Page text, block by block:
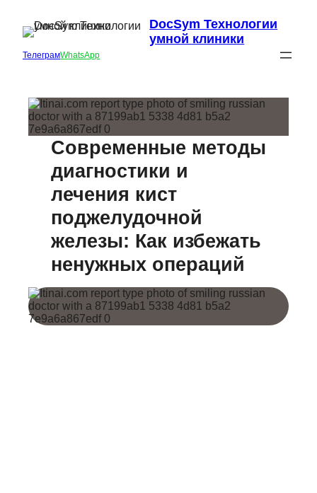
DocSym Технологии
умной клиники
ТелеграмWhatsApp
Современные методы
диагностики и
лечения кист
поджелудочной
железы: Как избежать
ненужных операций